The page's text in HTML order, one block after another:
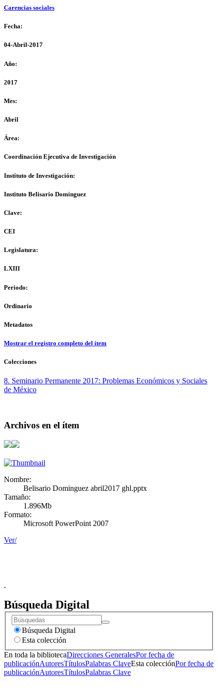
Carencias sociales
Fecha:
04-Abril-2017
Año:
2017
Mes:
Abril
Área:
Coordinación Ejecutiva de Investigación
Instituto de Investigación:
Instituto Belisario Domínguez
Clave:
CEI
Legislatura:
LXIII
Periodo:
Ordinario
Metadatos
Mostrar el registro completo del ítem
Colecciones
8. Seminario Permanente 2017: Problemas Económicos y Sociales
de México
Archivos en el ítem
Nombre:
Belisario Dominguez abril2017 ghl.pptx
Tamaño:
1.896Mb
Formato:
Microsoft PowerPoint 2007
Ver/
Búsqueda Digital
Búsqueda Digital
Esta colección
En toda la bibliotecaDirecciones GeneralesPor fecha de
publicaciónAutoresTítulosPalabras ClaveEsta colecciónPor fecha de
publicaciónAutoresTítulosPalabras Clave